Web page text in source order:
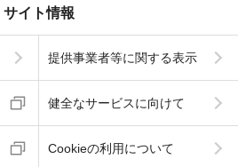
サイト情報
提供事業者等に関する表示
健全なサービスに向けて
Cookieの利用について